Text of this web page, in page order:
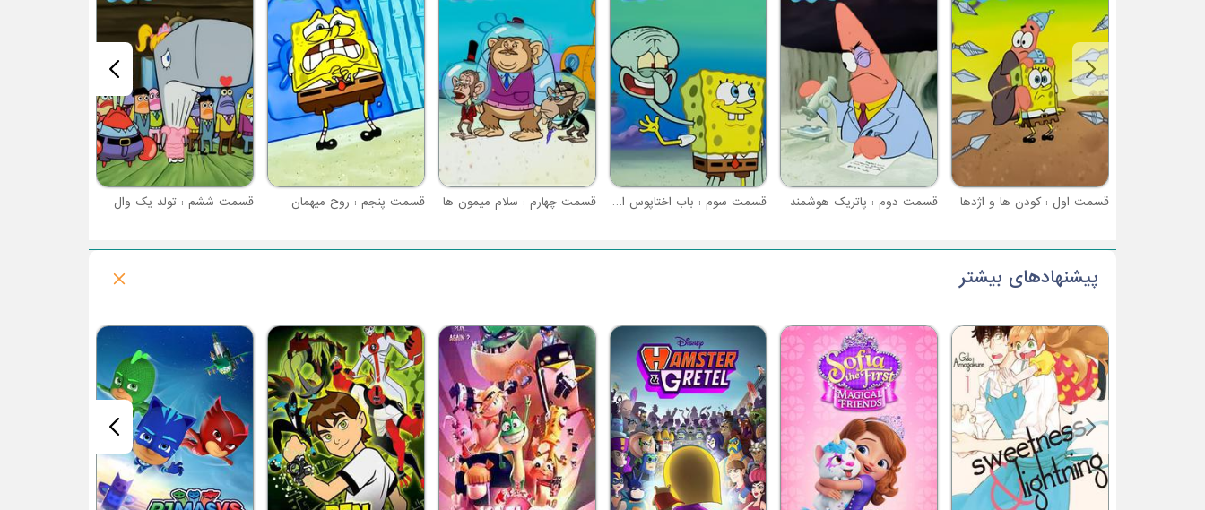
قسمت اول : کودن ها و اژدها قسمت دوم : پاتریک هوشمند قسمت سوم : باب اختاپوس اسفنجی تنتیکلز قسمت چهارم : سلام میمون ها قسمت پنجم : روح میهمان قسمت ششم : تولد یک وال
پیشنهادهای بیشتر